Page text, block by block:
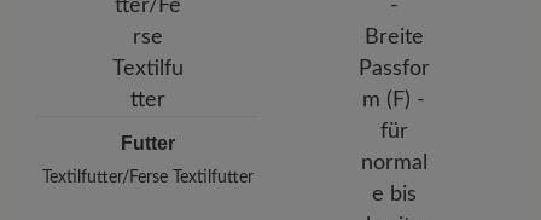
Futter
Textilfutter/Ferse Textilfutter